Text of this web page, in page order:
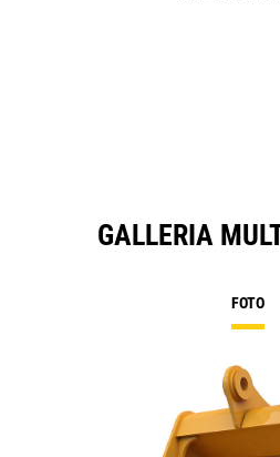
GALLERIA
FOTO